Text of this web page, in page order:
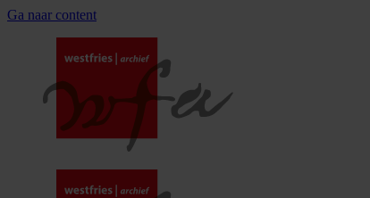
Ga naar content